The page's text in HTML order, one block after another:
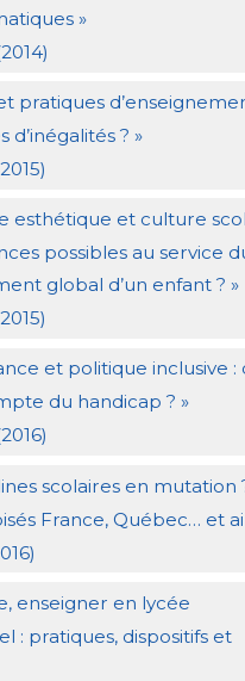
»
pratiques
d’inégalités ? »
esthétique et culture
possibles au service
global d’un enfant ? »
et politique inclusive :
du handicap ? »
scolaires en mutation
France, Québec… et
enseigner en lycée
: pratiques, dispositifs et